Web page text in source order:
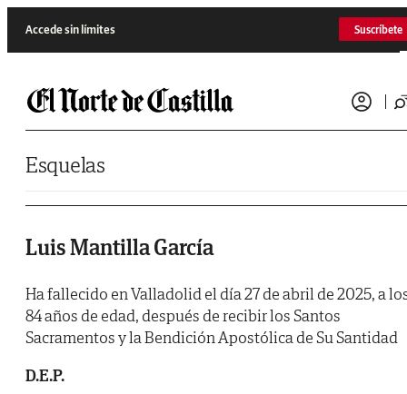
Accede sin límites Suscríbete
Esquelas
Luis Mantilla García
Ha fallecido en Valladolid el día 27 de abril de 2025, a
84 años de edad, después de recibir los Santos
Sacramentos y la Bendición Apostólica de Su Santidad
D.E.P.